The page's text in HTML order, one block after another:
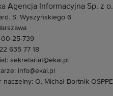
Agencja Informacyjna Sp. z
S. Wyszyńskiego 6
00-25-739
635 77 18
sekretariat@ekai.pl
info@ekai.pl
naczelny: O. Michał Bortnik OSPPE